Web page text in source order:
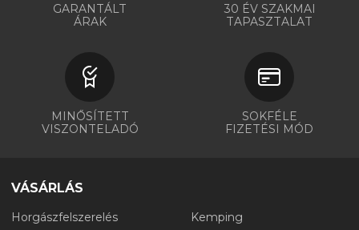
GARANTÁLT
ÁRAK
30 ÉV SZAKMAI
TAPASZTALAT
MINŐSÍTETT
VISZONTELADÓ
SOKFÉLE
FIZETÉSI MÓD
VÁSÁRLÁS
Horgászfelszerelés
Kemping